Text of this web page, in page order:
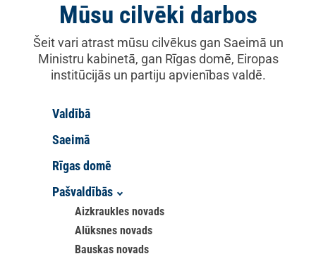
Mūsu cilvēki darbos
Šeit vari atrast mūsu cilvēkus gan Saeimā un
Ministru kabinetā, gan Rīgas domē, Eiropas
institūcijās un partiju apvienības valdē.
Valdībā
Saeimā
Rīgas domē
Pašvaldībās
Aizkraukles novads
Alūksnes novads
Bauskas novads